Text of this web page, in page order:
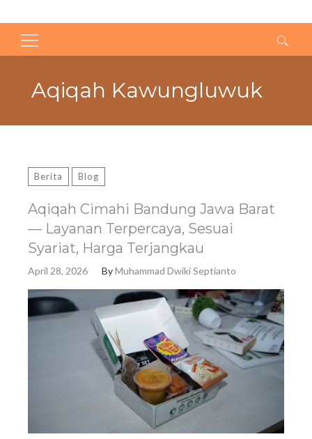
Search
Aqiqah Kawungluwuk
Berita Blog
Aqiqah Cimahi Bandung Jawa Barat
— Layanan Terpercaya, Sesuai
Syariat, Harga Terjangkau
April 28, 2026 ByMuhammad Dwiki Septianto